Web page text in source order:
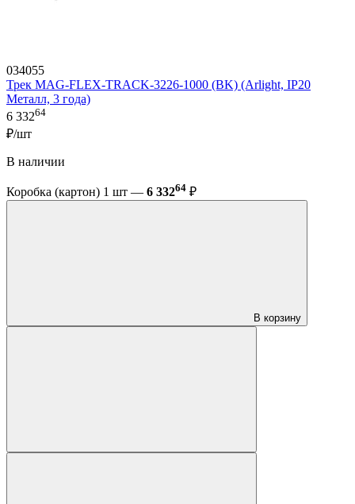
034055
Трек MAG-FLEX-TRACK-3226-1000 (BK) (Arlight, IP20
Металл, 3 года)
6 33264
₽/шт
В наличии
Коробка (картон) 1 шт — 6 33264 ₽
В корзину